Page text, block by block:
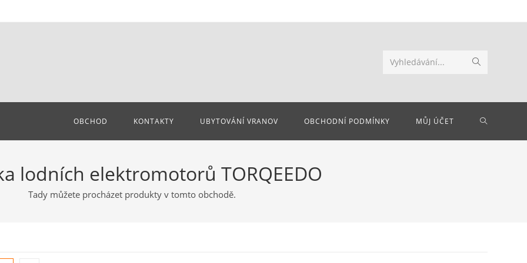
Vyhledávání... Odeslat
OBCHOD KONTAKTY UBYTOVÁNÍ VRANOV OBCHODNÍ PODMÍNKY MŮJ ÚČET PŘEPNOUT
lodních elektromotorů TORQEEDO
Tady můžete procházet produkty v tomto obchodě.